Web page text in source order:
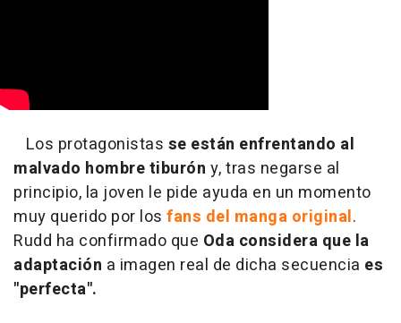
Los protagonistas se están enfrentando al
malvado hombre tiburón y, tras negarse al
principio, la joven le pide ayuda en un momento
muy querido por los fans del manga original.
Rudd ha confirmado que Oda considera que la
adaptación a imagen real de dicha secuencia es
"perfecta".